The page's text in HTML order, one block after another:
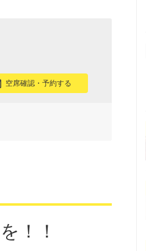
空席確認・予約する
！！